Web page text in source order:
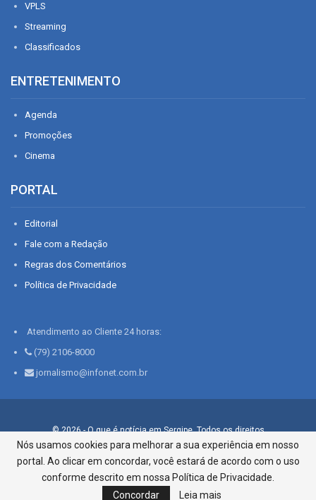
VPLS
Streaming
Classificados
ENTRETENIMENTO
Agenda
Promoções
Cinema
PORTAL
Editorial
Fale com a Redação
Regras dos Comentários
Política de Privacidade
Atendimento ao Cliente 24 horas:
(79) 2106-8000
jornalismo@infonet.com.br
© 2026 - O que é notícia em Sergipe. Todos os direitos
reservados.
Infonet - Rua Monsenhor Silveira 276, Bairro São José |
Aracaju-SE, CEP 49015-030, Fone: 79.2106.8000 - CI Centro de
Informações LTDA
Nós usamos cookies para melhorar a sua experiência em nosso
portal. Ao clicar em concordar, você estará de acordo com o uso
conforme descrito em nossa Política de Privacidade.
Concordar
Leia mais